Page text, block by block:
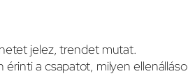
jelez, trendet mutat.
érinti a csapatot, milyen